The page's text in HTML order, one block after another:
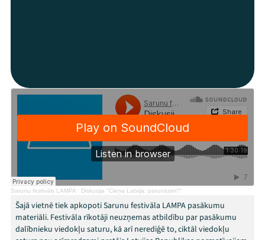
Jaunumi
Ziedo
Veikals
Kontakti
Sarunu festivāls LAMPA · Diskusija "Cieņa Latvijā: parunāsim?"
Šajā vietnē tiek apkopoti Sarunu festivāla LAMPA pasākumu
materiāli. Festivāla rīkotāji neuzņemas atbildību par pasākumu
dalībnieku viedokļu saturu, kā arī nerediģē to, ciktāl viedokļu